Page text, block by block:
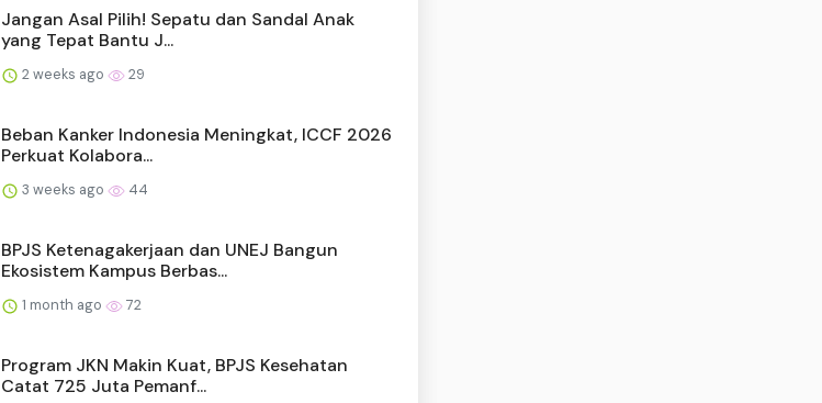
Jangan Asal Pilih! Sepatu dan Sandal Anak
yang Tepat Bantu J...
2 weeks ago 29
Beban Kanker Indonesia Meningkat, ICCF 2026
Perkuat Kolabora...
3 weeks ago 44
BPJS Ketenagakerjaan dan UNEJ Bangun
Ekosistem Kampus Berbas...
1 month ago 72
Program JKN Makin Kuat, BPJS Kesehatan
Catat 725 Juta Pemanf...